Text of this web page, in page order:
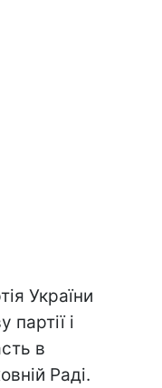
України
і
в
Раді.